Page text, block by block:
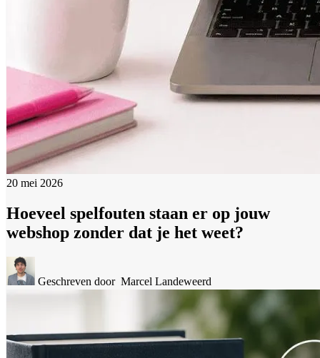
20 mei 2026
Hoeveel spelfouten staan er op jouw
webshop zonder dat je het weet?
Geschreven door Marcel Landeweerd